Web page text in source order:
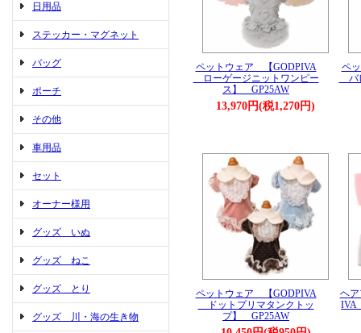
日用品
ステッカー・マグネット
バッグ
ポーチ
その他
車用品
セット
オーナー様用
グッズ いぬ
グッズ ねこ
グッズ とり
グッズ 川・海の生き物
ペットウェア 【GODPIVA
ローゲージニットワンピー
ス】 GP25AW
13,970円(税1,270円)
ペ
バ
ペットウェア 【GODPIVA
ドットプリマタンクトッ
プ】 GP25AW
ヘ
IVA